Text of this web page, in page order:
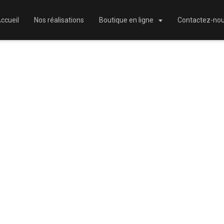
Nos réalisations Boutique en ligne Contactez-